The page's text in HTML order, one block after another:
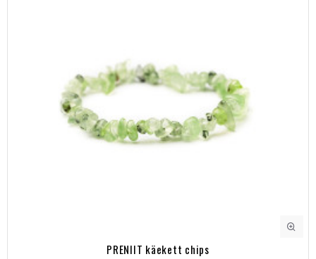
PRENIIT käekett chips